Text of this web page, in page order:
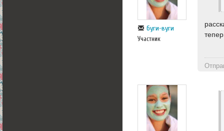
буги-вуги
Участник